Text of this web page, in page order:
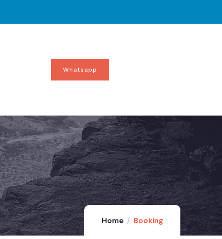
Whatsapp
Home Booking